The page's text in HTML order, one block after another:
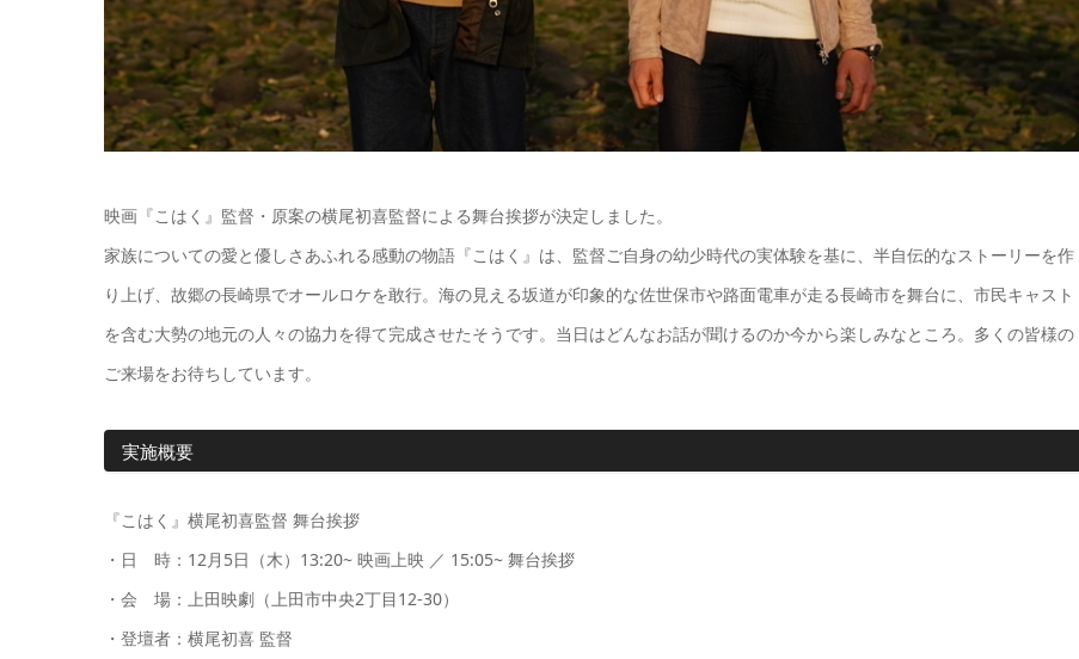
映画『こはく』監督・原案の横尾初喜監督による舞台挨拶が決定しました。
家族についての愛と優しさあふれる感動の物語『こはく』は、監督ご自身の幼少時代の実体験を基に、半自伝的なストーリーを作
り上げ、故郷の長崎県でオールロケを敢行。海の見える坂道が印象的な佐世保市や路面電車が走る長崎市を舞台に、市民キャスト
を含む大勢の地元の人々の協力を得て完成させたそうです。当日はどんなお話が聞けるのか今から楽しみなところ。多くの皆様の
ご来場をお待ちしています。
実施概要
『こはく』横尾初喜監督 舞台挨拶
・日 時：12月5日（木）13:20~ 映画上映 ／ 15:05~ 舞台挨拶
・会 場：上田映劇（上田市中央2丁目12-30）
・登壇者：横尾初喜 監督